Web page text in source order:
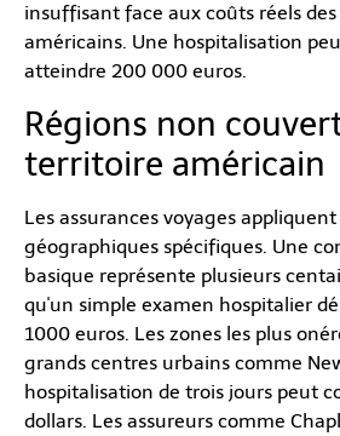
insuffisant face aux coûts réels
américains. Une hospitalisation
atteindre 200 000 euros.
Régions non
territoire américain
Les assurances voyages
géographiques spécifiques. Une
basique représente plusieurs
qu'un simple examen hospitalier
1000 euros. Les zones les plus
grands centres urbains comme
hospitalisation de trois jours peut
dollars. Les assureurs comme